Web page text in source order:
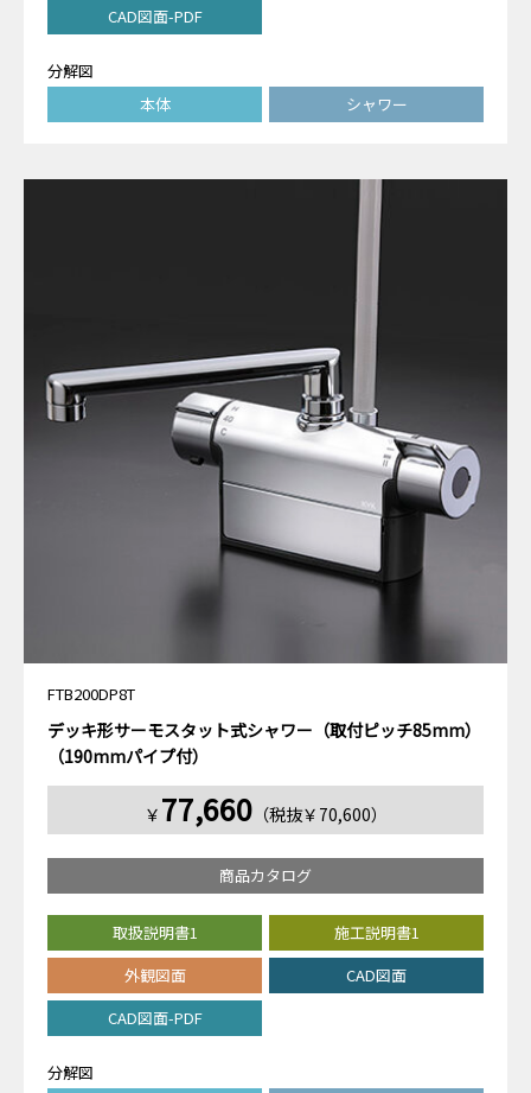
CAD図面-PDF
分解図
本体
シャワー
FTB200DP8T
デッキ形サーモスタット式シャワー（取付ピッチ85mm）
（190mmパイプ付）
￥ 77,660（税抜￥70,600）
商品カタログ
取扱説明書1
施工説明書1
外観図面
CAD図面
CAD図面-PDF
分解図